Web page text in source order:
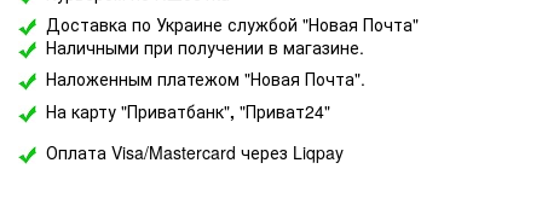
Доставка по Украине службой "Новая Почта"
Наличными при получении в магазине.
Наложенным платежом "Новая Почта".
На карту "Приватбанк", "Приват24"
Оплата Visa/Mastercard через Liqpay